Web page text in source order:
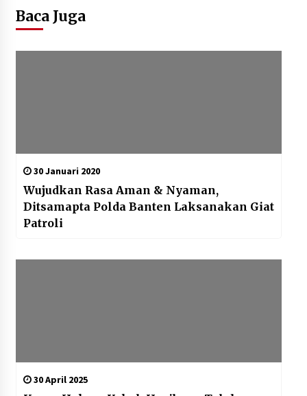
Baca Juga
30 Januari 2020
Wujudkan Rasa Aman & Nyaman,
Ditsamapta Polda Banten Laksanakan Giat
Patroli
30 April 2025